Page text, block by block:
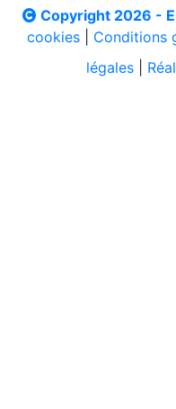
Copyright 2026 -
cookies| Conditions
légales